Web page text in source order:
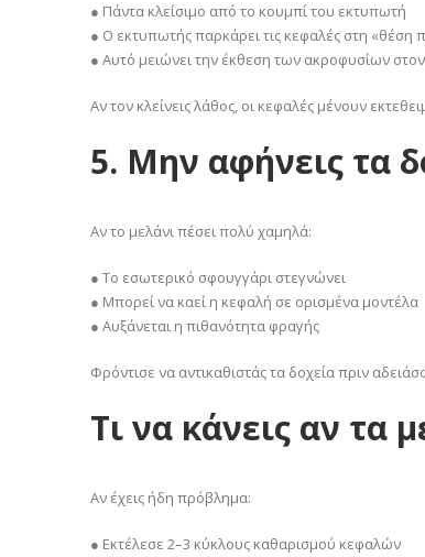
● Πάντα κλείσιμο από το κουμπί του εκτυπωτή
● Ο εκτυπωτής παρκάρει τις κεφαλές στη «θέση
● Αυτό μειώνει την έκθεση των ακροφυσίων
Αν τον κλείνεις λάθος, οι κεφαλές μένουν
5. Μην αφήνεις τα
Αν το μελάνι πέσει πολύ χαμηλά:
● Το εσωτερικό σφουγγάρι στεγνώνει
● Μπορεί να καεί η κεφαλή σε ορισμένα μοντέλα
● Αυξάνεται η πιθανότητα φραγής
Φρόντισε να αντικαθιστάς τα δοχεία πριν
Τι να κάνεις αν τα
Αν έχεις ήδη πρόβλημα:
● Εκτέλεσε 2–3 κύκλους καθαρισμού κεφαλών